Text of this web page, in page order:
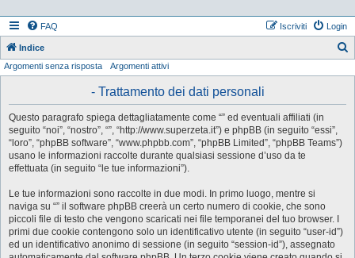
FAQ Login
Iscriviti
Indice
Argomenti senza risposta Argomenti attivi
- Trattamento dei dati personali
Questo paragrafo spiega dettagliatamente come “” ed eventuali affiliati (in
seguito “noi”, “nostro”, “”, “http://www.superzeta.it”) e phpBB (in seguito “essi”,
“loro”, “phpBB software”, “www.phpbb.com”, “phpBB Limited”, “phpBB Teams”)
usano le informazioni raccolte durante qualsiasi sessione d’uso da te
effettuata (in seguito “le tue informazioni”).
Le tue informazioni sono raccolte in due modi. In primo luogo, mentre si
naviga su “” il software phpBB creerà un certo numero di cookie, che sono
piccoli file di testo che vengono scaricati nei file temporanei del tuo browser. I
primi due cookie contengono solo un identificativo utente (in seguito “user-id”)
ed un identificativo anonimo di sessione (in seguito “session-id”), assegnato